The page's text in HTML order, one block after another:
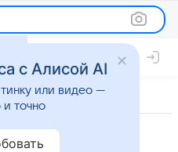
с Алисой AI
или видео —
точно